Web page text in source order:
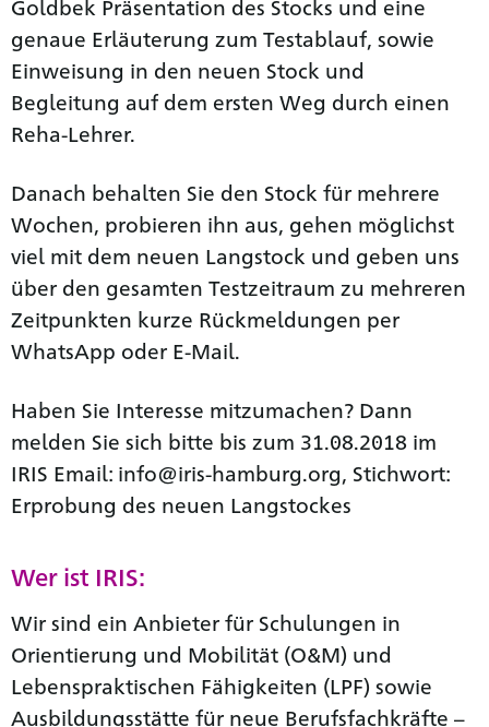
Goldbek Präsentation des Stocks und eine
genaue Erläuterung zum Testablauf, sowie
Einweisung in den neuen Stock und
Begleitung auf dem ersten Weg durch einen
Reha-Lehrer.
Danach behalten Sie den Stock für mehrere
Wochen, probieren ihn aus, gehen möglichst
viel mit dem neuen Langstock und geben uns
über den gesamten Testzeitraum zu mehreren
Zeitpunkten kurze Rückmeldungen per
WhatsApp oder E-Mail.
Haben Sie Interesse mitzumachen? Dann
melden Sie sich bitte bis zum 31.08.2018 im
IRIS Email: info@iris-hamburg.org, Stichwort:
Erprobung des neuen Langstockes
Wer ist IRIS:
Wir sind ein Anbieter für Schulungen in
Orientierung und Mobilität (O&M) und
Lebenspraktischen Fähigkeiten (LPF) sowie
Ausbildungsstätte für neue Berufsfachkräfte –